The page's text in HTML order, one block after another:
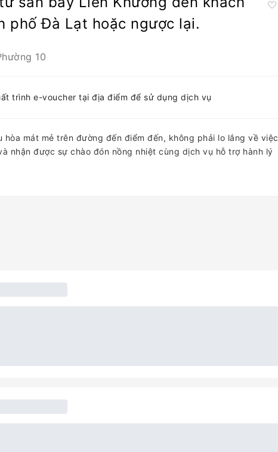
phố Đà Lạt hoặc ngược lại.
10
trình e-voucher tại địa điểm để sử dụng dịch vụ
mát mẻ trên đường đến điểm đến, không phải lo lắng về việc
nhận được sự chào đón nồng nhiệt cùng dịch vụ hỗ trợ hành lý